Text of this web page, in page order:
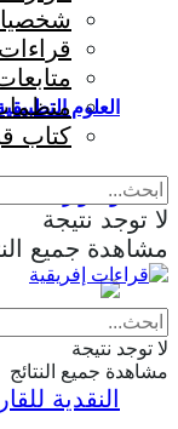
العلوم
والمؤثرات
كتاب
لا توجد نتيجة
مشاهدة جميع
لا توجد نتيجة
مشاهدة جميع النتائج